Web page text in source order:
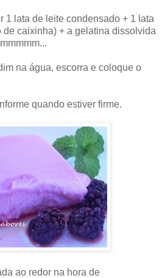
1 lata de leite condensado + 1 lata
de caixinha) + a gelatina dissolvida
na água, escorra e coloque o
quando estiver firme.
ao redor na hora de